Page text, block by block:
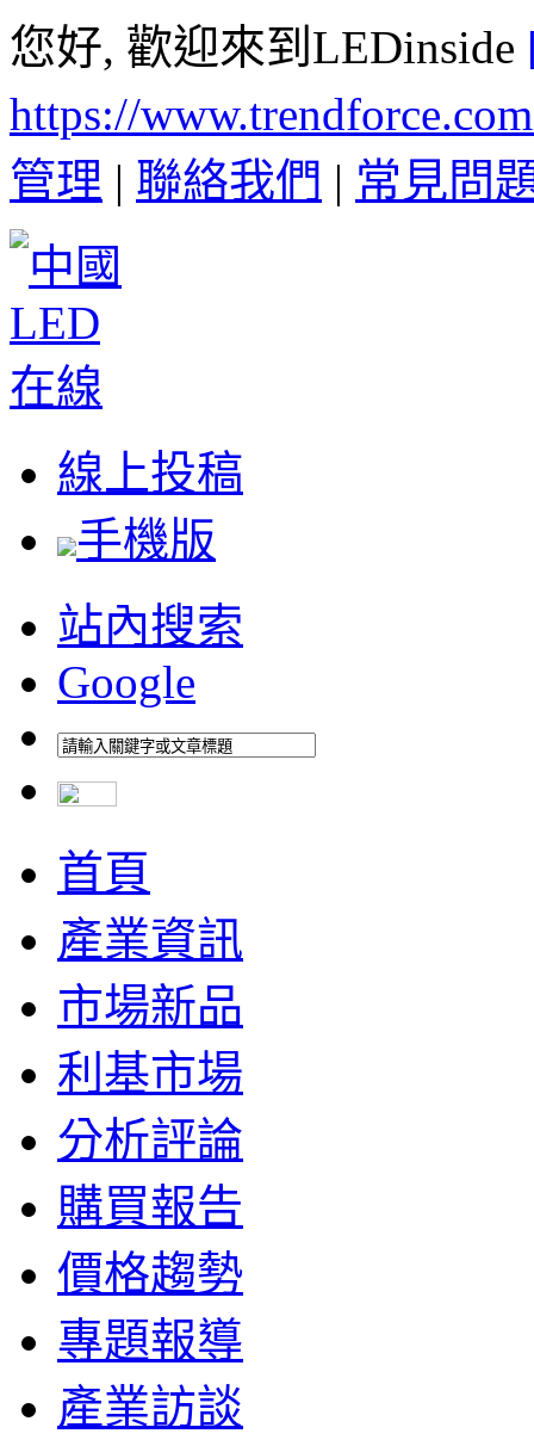
您好, 歡迎來到LEDinside
https://
管理 | 聯絡我們 | 常見問
線上投稿
手機版
站內搜索
Google
首頁
產業資訊
市場新品
利基市場
分析評論
購買報告
價格趨勢
專題報導
產業訪談